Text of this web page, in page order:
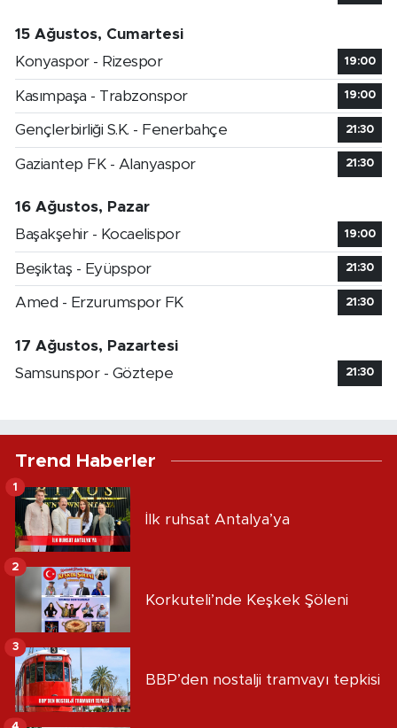
15 Ağustos, Cumartesi
Konyaspor - Rizespor
19:00
Kasımpaşa - Trabzonspor 19:00
Gençlerbirliği S.K. - Fenerbahçe 21:30
Gaziantep FK - Alanyaspor 21:30
16 Ağustos, Pazar
Başakşehir - Kocaelispor
19:00
Beşiktaş - Eyüpspor 21:30
Amed - Erzurumspor FK 21:30
17 Ağustos, Pazartesi
Samsunspor - Göztepe
21:30
Trend Haberler
İlk ruhsat Antalya’ya
1
Korkuteli’nde Keşkek Şöleni
2
BBP’den nostalji tramvayı tepkisi
3